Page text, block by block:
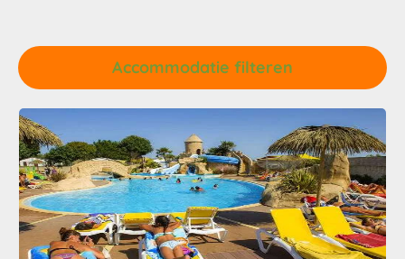
Accommodatie filteren